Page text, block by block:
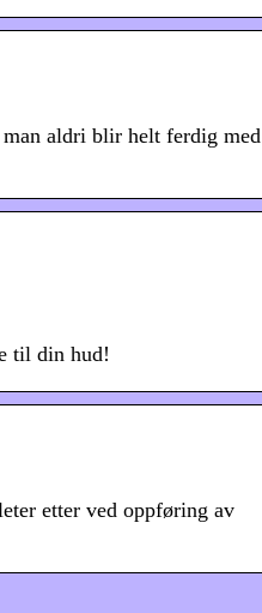
aldri blir helt ferdig med
til din hud!
etter ved oppføring av